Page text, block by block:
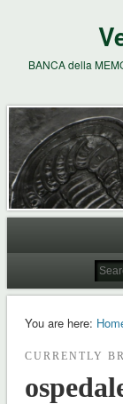
BANCA della
You are here:
CURRENTLY